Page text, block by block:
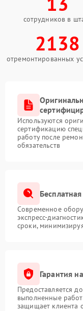
сотрудников в
2138
отремонтированных
Используются
сертификацию
работу после
обязательств
Современное
экспресс-
сроки,
Гарантия
Предоставляется
выполненные
защищает клиента